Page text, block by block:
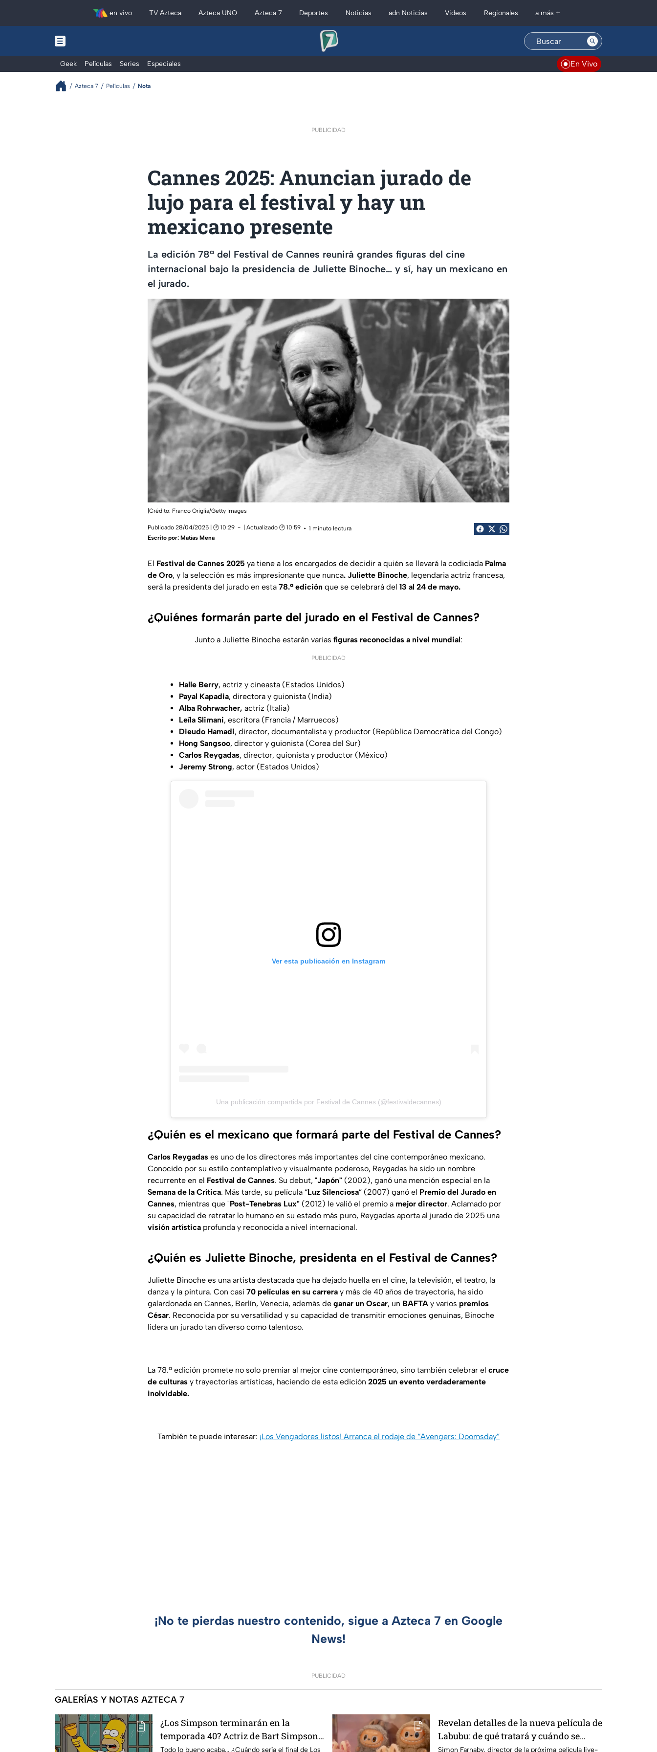
en vivo TV Azteca Azteca UNO Azteca 7 Deportes Noticias adn Noticias Videos Regionales a más +
Geek Películas Series Especiales En Vivo
Azteca 7 Películas Nota
PUBLICIDAD
Cannes 2025: Anuncian jurado de
lujo para el festival y hay un
mexicano presente
La edición 78ª del Festival de Cannes reunirá grandes figuras del cine
internacional bajo la presidencia de Juliette Binoche… y sí, hay un mexicano en
el jurado.
|Crédito: Franco Origlia/Getty Images
Publicado 28/04/2025 | 🕑 10:29 | Actualizado 🕑 10:59
1 minuto lectura
Escrito por: Matías Mena
El Festival de Cannes 2025 ya tiene a los encargados de decidir a quién se llevará la codiciada Palma
de Oro, y la selección es más impresionante que nunca. Juliette Binoche, legendaria actriz francesa,
será la presidenta del jurado en esta 78.ª edición que se celebrará del 13 al 24 de mayo.
¿Quiénes formarán parte del jurado en el Festival de Cannes?
Junto a Juliette Binoche estarán varias figuras reconocidas a nivel mundial:
PUBLICIDAD
Halle Berry, actriz y cineasta (Estados Unidos)
Payal Kapadia, directora y guionista (India)
Alba Rohrwacher, actriz (Italia)
Leïla Slimani, escritora (Francia / Marruecos)
Dieudo Hamadi, director, documentalista y productor (República Democrática del Congo)
Hong Sangsoo, director y guionista (Corea del Sur)
Carlos Reygadas, director, guionista y productor (México)
Jeremy Strong, actor (Estados Unidos)
Ver esta publicación en Instagram
Una publicación compartida por Festival de Cannes (@festivaldecannes)
¿Quién es el mexicano que formará parte del Festival de Cannes?
Carlos Reygadas es uno de los directores más importantes del cine contemporáneo mexicano.
Conocido por su estilo contemplativo y visualmente poderoso, Reygadas ha sido un nombre
recurrente en el Festival de Cannes. Su debut, "Japón" (2002), ganó una mención especial en la
Semana de la Crítica. Más tarde, su película “Luz Silenciosa” (2007) ganó el Premio del Jurado en
Cannes, mientras que "Post-Tenebras Lux" (2012) le valió el premio a mejor director. Aclamado por
su capacidad de retratar lo humano en su estado más puro, Reygadas aporta al jurado de 2025 una
visión artística profunda y reconocida a nivel internacional.
¿Quién es Juliette Binoche, presidenta en el Festival de Cannes?
Juliette Binoche es una artista destacada que ha dejado huella en el cine, la televisión, el teatro, la
danza y la pintura. Con casi 70 películas en su carrera y más de 40 años de trayectoria, ha sido
galardonada en Cannes, Berlín, Venecia, además de ganar un Oscar, un BAFTA y varios premios
César. Reconocida por su versatilidad y su capacidad de transmitir emociones genuinas, Binoche
lidera un jurado tan diverso como talentoso.
La 78.ª edición promete no solo premiar al mejor cine contemporáneo, sino también celebrar el cruce
de culturas y trayectorias artísticas, haciendo de esta edición 2025 un evento verdaderamente
inolvidable.
También te puede interesar: ¡Los Vengadores listos! Arranca el rodaje de “Avengers: Doomsday”
¡No te pierdas nuestro contenido, sigue a Azteca 7 en Google
News!
PUBLICIDAD
GALERÍAS Y NOTAS AZTECA 7
¿Los Simpson terminarán en la
temporada 40? Actriz de Bart Simpson
da IMPACTANTE declaración
Todo lo bueno acaba... ¿Cuándo sería el final de Los
Revelan detalles de la nueva película de
Labubu: de qué tratará y cuándo se
estrena
Simon Farnaby, director de la próxima película live-